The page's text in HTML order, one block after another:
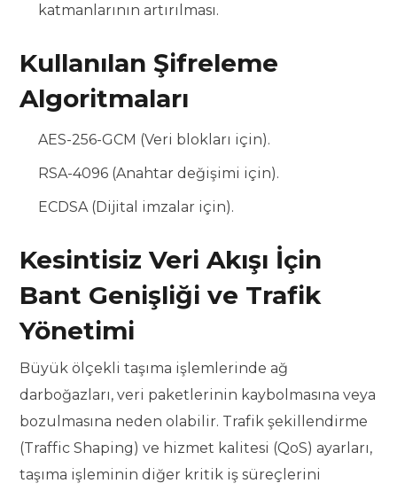
katmanlarının artırılması.
Kullanılan Şifreleme
Algoritmaları
AES-256-GCM (Veri blokları için).
RSA-4096 (Anahtar değişimi için).
ECDSA (Dijital imzalar için).
Kesintisiz Veri Akışı İçin
Bant Genişliği ve Trafik
Yönetimi
Büyük ölçekli taşıma işlemlerinde ağ
darboğazları, veri paketlerinin kaybolmasına veya
bozulmasına neden olabilir. Trafik şekillendirme
(Traffic Shaping) ve hizmet kalitesi (QoS) ayarları,
taşıma işleminin diğer kritik iş süreçlerini